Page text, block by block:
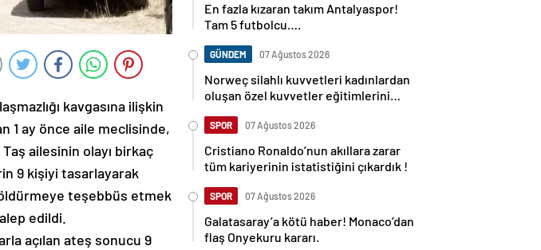
kavgasına ilişkin
1 ay önce aile meclisinde,
ailesinin olayı birkaç
9 kişiyi tasarlayarak
teşebbüs etmek
edildi.
açılan ateş sonucu 9
En fazla kızaran takım Antalyaspor!
Tam 5 futbolcu….
GÜNDEM 07 Ağustos 2026
Norweç silahlı kuvvetleri kadınlardan
oluşan özel kuvvetler eğitimlerini
SPOR 07 Ağustos 2026
Cristiano Ronaldo’nun akıllara zarar
tüm kariyerinin istatistiğini çıkardık !
SPOR 07 Ağustos 2026
Galatasaray’a kötü haber! Monaco’dan
flaş Onyekuru kararı.